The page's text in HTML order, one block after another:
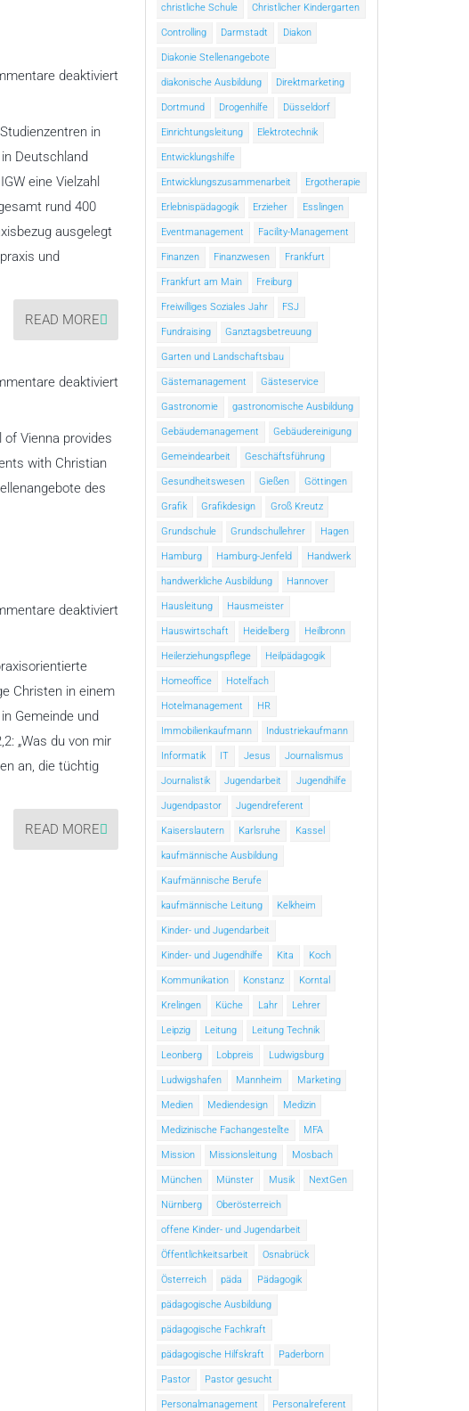
deaktiviertfür
Deutschland
in
Deutschland
eine Vielzahl
rund 400
ausgelegt
und
READ MORE
deaktiviertfür
Christian
Vienna provides
with Christian
des
deaktiviertfür
Christen in einem
Gemeinde und
„Was du von mir
an, die tüchtig
READ MORE
christliche Schule Christlicher Kindergarten
Controlling Darmstadt Diakon
Diakonie Stellenangebote
diakonische Ausbildung Direktmarketing
Dortmund Drogenhilfe Düsseldorf
Einrichtungsleitung Elektrotechnik
Entwicklungshilfe
Entwicklungszusammenarbeit Ergotherapie
Erlebnispädagogik Erzieher Esslingen
Eventmanagement Facility-Management
Finanzen Finanzwesen Frankfurt
Frankfurt am Main Freiburg
Freiwilliges Soziales Jahr FSJ
Fundraising Ganztagsbetreuung
Garten und Landschaftsbau
Gästemanagement Gästeservice
Gastronomie gastronomische Ausbildung
Gebäudemanagement Gebäudereinigung
Gemeindearbeit Geschäftsführung
Gesundheitswesen Gießen Göttingen
Grafik Grafikdesign Groß Kreutz
Grundschule Grundschullehrer Hagen
Hamburg Hamburg-Jenfeld Handwerk
handwerkliche Ausbildung Hannover
Hausleitung Hausmeister
Hauswirtschaft Heidelberg Heilbronn
Heilerziehungspflege Heilpädagogik
Homeoffice Hotelfach
Hotelmanagement HR
Immobilienkaufmann Industriekaufmann
Informatik IT Jesus Journalismus
Journalistik Jugendarbeit Jugendhilfe
Jugendpastor Jugendreferent
Kaiserslautern Karlsruhe Kassel
kaufmännische Ausbildung
Kaufmännische Berufe
kaufmännische Leitung Kelkheim
Kinder- und Jugendarbeit
Kinder- und Jugendhilfe Kita Koch
Kommunikation Konstanz Korntal
Krelingen Küche Lahr Lehrer
Leipzig Leitung Leitung Technik
Leonberg Lobpreis Ludwigsburg
Ludwigshafen Mannheim Marketing
Medien Mediendesign Medizin
Medizinische Fachangestellte MFA
Mission Missionsleitung Mosbach
München Münster Musik NextGen
Nürnberg Oberösterreich
offene Kinder- und Jugendarbeit
Öffentlichkeitsarbeit Osnabrück
Österreich päda Pädagogik
pädagogische Ausbildung
pädagogische Fachkraft
pädagogische Hilfskraft Paderborn
Pastor Pastor gesucht
Personalmanagement Personalreferent